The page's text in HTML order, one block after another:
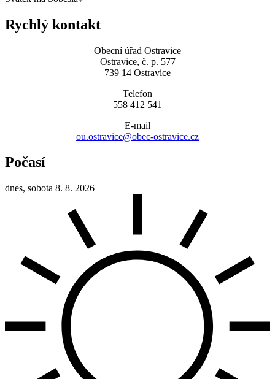
Rychlý kontakt
Obecní úřad Ostravice
Ostravice, č. p. 577
739 14 Ostravice
Telefon
558 412 541
E-mail
ou.ostravice@obec-ostravice.cz
Počasí
dnes, sobota 8. 8. 2026